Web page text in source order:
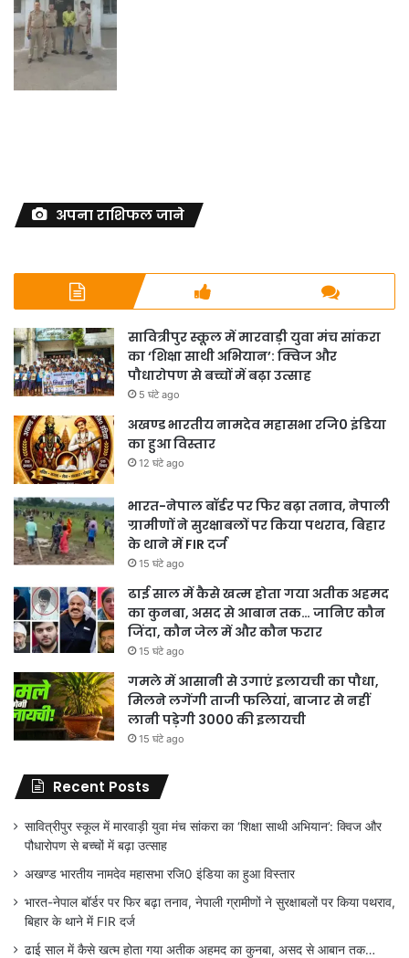
अपना राशिफल जाने
सावित्रीपुर स्कूल में मारवाड़ी युवा मंच सांकरा
का ‘शिक्षा साथी अभियान’: क्विज और
पौधारोपण से बच्चों में बढ़ा उत्साह
5 घंटे ago
अखण्ड भारतीय नामदेव महासभा रजि0 इंडिया
का हुआ विस्तार
12 घंटे ago
भारत-नेपाल बॉर्डर पर फिर बढ़ा तनाव, नेपाली
ग्रामीणों ने सुरक्षाबलों पर किया पथराव, बिहार
के थाने में FIR दर्ज
15 घंटे ago
ढाई साल में कैसे खत्म होता गया अतीक अहमद
का कुनबा, असद से आबान तक… जानिए कौन
जिंदा, कौन जेल में और कौन फरार
15 घंटे ago
गमले में आसानी से उगाएं इलायची का पौधा,
मिलने लगेंगी ताजी फलियां, बाजार से नहीं
लानी पड़ेगी 3000 की इलायची
15 घंटे ago
Recent Posts
सावित्रीपुर स्कूल में मारवाड़ी युवा मंच सांकरा का ‘शिक्षा साथी अभियान’: क्विज और
पौधारोपण से बच्चों में बढ़ा उत्साह
अखण्ड भारतीय नामदेव महासभा रजि0 इंडिया का हुआ विस्तार
भारत-नेपाल बॉर्डर पर फिर बढ़ा तनाव, नेपाली ग्रामीणों ने सुरक्षाबलों पर किया पथराव,
बिहार के थाने में FIR दर्ज
ढाई साल में कैसे खत्म होता गया अतीक अहमद का कुनबा, असद से आबान तक…